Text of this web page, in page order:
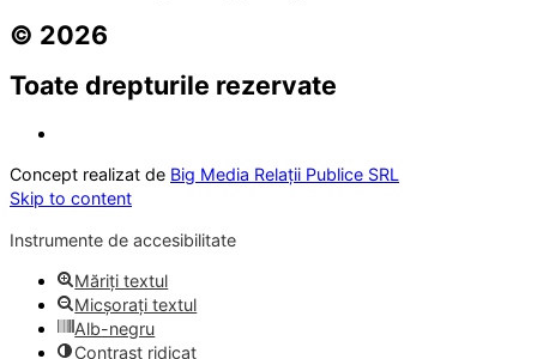
© 2026
Toate drepturile rezervate
Concept realizat de Big Media Relații Publice SRL
Skip to content
Instrumente de accesibilitate
Măriți textul
Micșorați textul
Alb-negru
Contrast ridicat